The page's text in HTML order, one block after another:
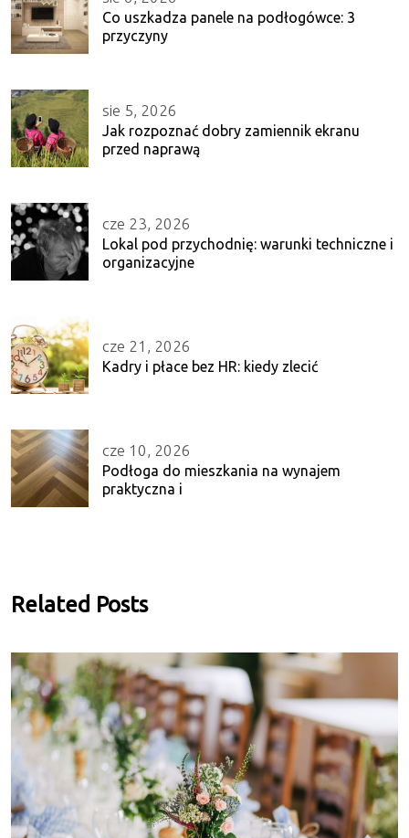
Co uszkadza panele na podłogówce: 3
przyczyny
sie 5, 2026
Jak rozpoznać dobry zamiennik ekranu
przed naprawą
cze 23, 2026
Lokal pod przychodnię: warunki techniczne i
organizacyjne
cze 21, 2026
Kadry i płace bez HR: kiedy zlecić
cze 10, 2026
Podłoga do mieszkania na wynajem
praktyczna i
Related Posts